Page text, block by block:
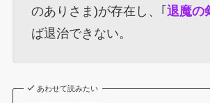
のありさま)が存在し、｢ 退魔の
ば退治できない。
あわせて読みたい